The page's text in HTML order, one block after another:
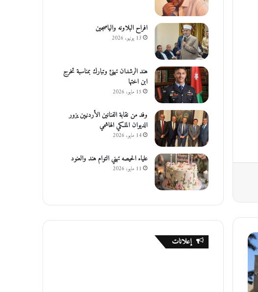
افراح البلاونه والياصجين
13 يونيو، 2026
هند الرشدان تهنئ وتبارك بمناسبة تخرج
ابن اختها
15 مايو، 2026
وفد من نقابة الفنانين الأردنيين يزور
الديوان الملكي الهاشمي
14 مايو، 2026
علياء الحيصه تهني التوام هند والعنود
11 مايو، 2026
إعلانات